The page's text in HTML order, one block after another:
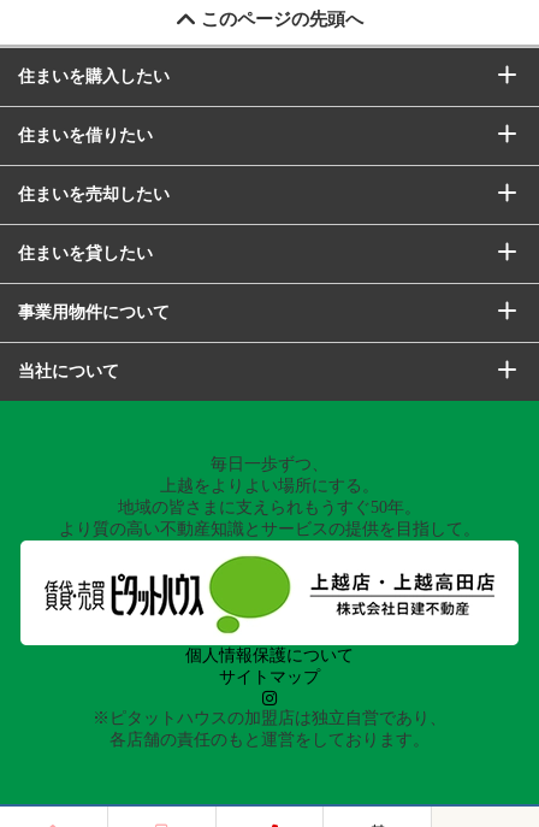
このページの先頭へ
住まいを購入したい
住まいを借りたい
住まいを売却したい
住まいを貸したい
事業用物件について
当社について
毎日一歩ずつ、
上越をよりよい場所にする。
地域の皆さまに支えられもうすぐ50年。
より質の高い不動産知識とサービスの提供を目指して。
個人情報保護について
サイトマップ
※ピタットハウスの加盟店は独立自営であり、
各店舗の責任のもと運営をしております。